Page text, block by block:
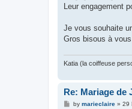
Leur engagement
Je vous souhaite
Gros bisous à
Katia (la coiffeuse
Re: Mariage de
Pby marieclaire» 29